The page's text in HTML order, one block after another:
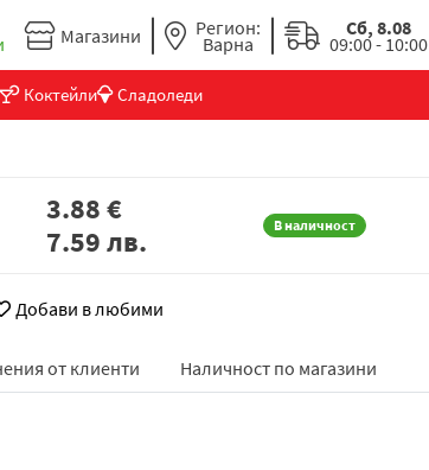
Магазини Регион:
Варна
Сб, 8.08
09:00 - 10:00
Коктейли Сладоледи
В наличност
3.88€
7.59лв.
Добави в любими
от клиенти Наличност по магазини